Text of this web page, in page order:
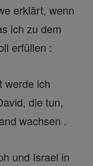
erklärt, wenn
ich zu dem
erfüllen :
werde ich
die tun,
wachsen .
und Israel in